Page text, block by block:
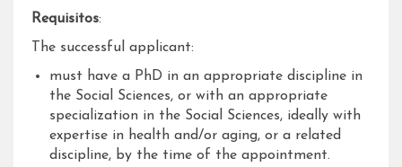
Requisitos:
The successful applicant:
must have a PhD in an appropriate discipline in
the Social Sciences, or with an appropriate
specialization in the Social Sciences, ideally with
expertise in health and/or aging, or a related
discipline, by the time of the appointment.